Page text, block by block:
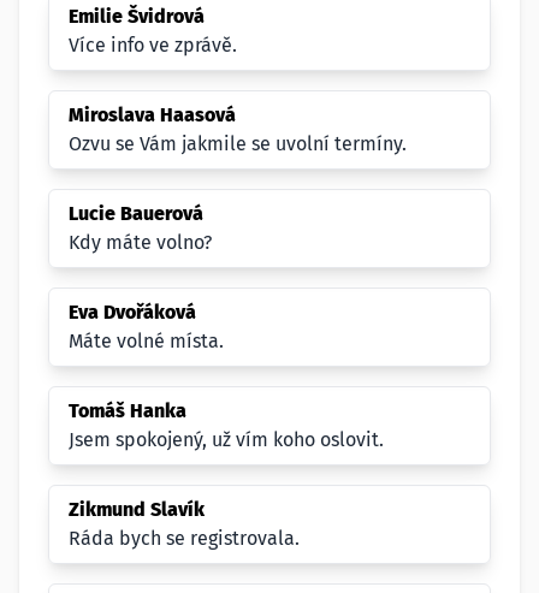
Emilie Švidrová
Více info ve zprávě.
Miroslava Haasová
Ozvu se Vám jakmile se uvolní termíny.
Lucie Bauerová
Kdy máte volno?
Eva Dvořáková
Máte volné místa.
Tomáš Hanka
Jsem spokojený, už vím koho oslovit.
Zikmund Slavík
Ráda bych se registrovala.